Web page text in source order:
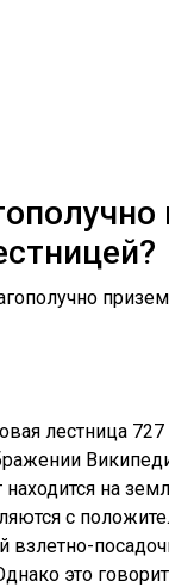
лестница
на
с
взлетно-
это